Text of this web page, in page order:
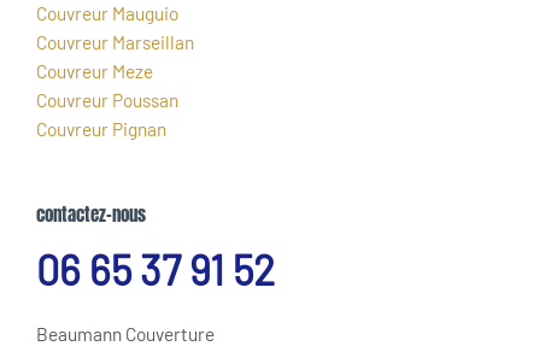
Couvreur Mauguio
Couvreur Marseillan
Couvreur Meze
Couvreur Poussan
Couvreur Pignan
contactez-nous
06 65 37 91 52
Beaumann Couverture